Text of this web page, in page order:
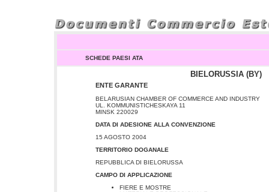
SCHEDE PAESI ATA
BIELORUSSIA (BY)
ENTE GARANTE
BELARUSIAN CHAMBER OF COMMERCE AND INDUSTRY
UL. KOMMUNISTICHESKAYA 11
MINSK 220029
DATA DI ADESIONE ALLA CONVENZIONE
15 AGOSTO 2004
TERRITORIO DOGANALE
REPUBBLICA DI BIELORUSSA
CAMPO DI APPLICAZIONE
FIERE E MOSTRE